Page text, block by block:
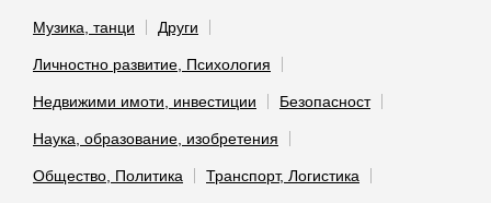
Музика, танци Други
Личностно развитие, Психология
Недвижими имоти, инвестиции Безопасност
Наука, образование, изобретения
Общество, Политика Транспорт, Логистика